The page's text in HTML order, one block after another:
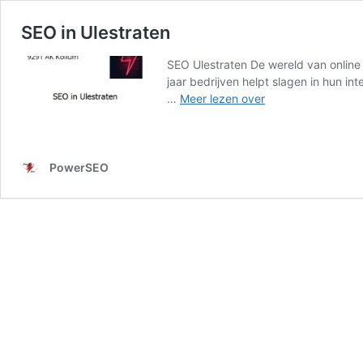
SEO in Ulestraten
SEO Ulestraten De wereld van
jaar bedrijven helpt slagen in hun
… Meer lezen overSEO
PowerSEO